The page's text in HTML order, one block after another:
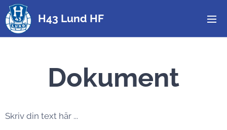
H43 Lund HF
Dokument
Skriv din text här ...